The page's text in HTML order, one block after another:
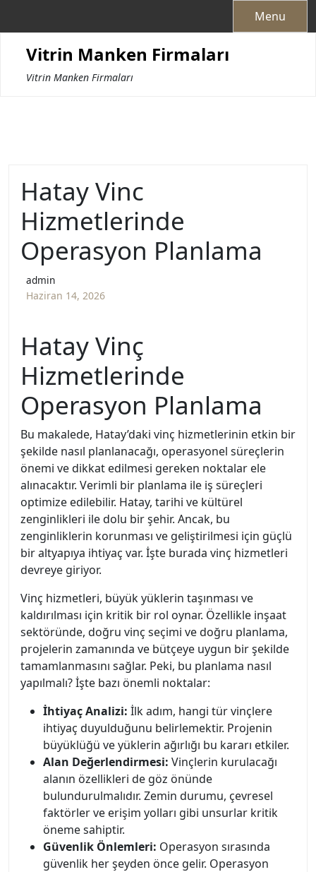
Menu
Vitrin Manken Firmaları
Vitrin Manken Firmaları
Hatay Vinc
Hizmetlerinde
Operasyon Planlama
admin
Haziran 14, 2026
Hatay Vinç
Hizmetlerinde
Operasyon Planlama
Bu makalede, Hatay’daki vinç hizmetlerinin etkin bir
şekilde nasıl planlanacağı, operasyonel süreçlerin
önemi ve dikkat edilmesi gereken noktalar ele
alınacaktır. Verimli bir planlama ile iş süreçleri
optimize edilebilir. Hatay, tarihi ve kültürel
zenginlikleri ile dolu bir şehir. Ancak, bu
zenginliklerin korunması ve geliştirilmesi için güçlü
bir altyapıya ihtiyaç var. İşte burada vinç hizmetleri
devreye giriyor.
Vinç hizmetleri, büyük yüklerin taşınması ve
kaldırılması için kritik bir rol oynar. Özellikle inşaat
sektöründe, doğru vinç seçimi ve doğru planlama,
projelerin zamanında ve bütçeye uygun bir şekilde
tamamlanmasını sağlar. Peki, bu planlama nasıl
yapılmalı? İşte bazı önemli noktalar:
İhtiyaç Analizi: İlk adım, hangi tür vinçlere
ihtiyaç duyulduğunu belirlemektir. Projenin
büyüklüğü ve yüklerin ağırlığı bu kararı etkiler.
Alan Değerlendirmesi: Vinçlerin kurulacağı
alanın özellikleri de göz önünde
bulundurulmalıdır. Zemin durumu, çevresel
faktörler ve erişim yolları gibi unsurlar kritik
öneme sahiptir.
Güvenlik Önlemleri: Operasyon sırasında
güvenlik her şeyden önce gelir. Operasyon